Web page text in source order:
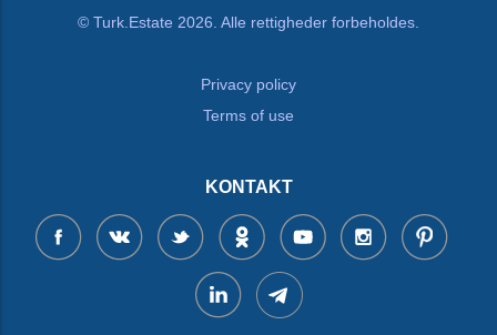
© Turk.Estate 2026. Alle rettigheder forbeholdes.
Privacy policy
Terms of use
KONTAKT